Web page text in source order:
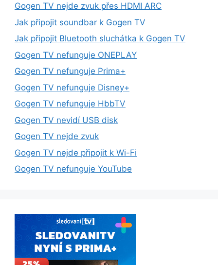
Gogen TV nejde zvuk přes HDMI ARC
Jak připojit soundbar k Gogen TV
Jak připojit Bluetooth sluchátka k Gogen TV
Gogen TV nefunguje ONEPLAY
Gogen TV nefunguje Prima+
Gogen TV nefunguje Disney+
Gogen TV nefunguje HbbTV
Gogen TV nevidí USB disk
Gogen TV nejde zvuk
Gogen TV nejde připojit k Wi-Fi
Gogen TV nefunguje YouTube